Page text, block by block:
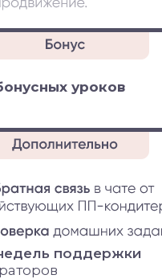
уроков
поддержки